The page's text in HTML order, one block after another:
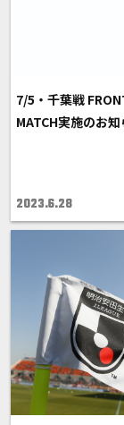
7/5・千葉戦
MATCH実施のお
2023.6.28